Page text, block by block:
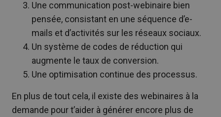
Une communication post-webinaire bien
pensée, consistant en une séquence d’e-
mails et d’activités sur les réseaux sociaux.
Un système de codes de réduction qui
augmente le taux de conversion.
Une optimisation continue des processus.
En plus de tout cela, il existe des webinaires à la
demande pour t’aider à générer encore plus de